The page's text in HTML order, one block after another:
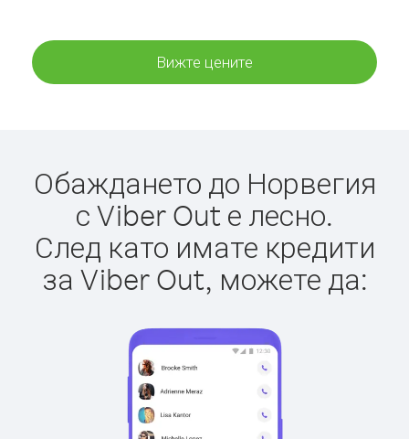
Вижте цените
Обаждането до Норвегия
с Viber Out е лесно.
След като имате кредити
за Viber Out, можете да: